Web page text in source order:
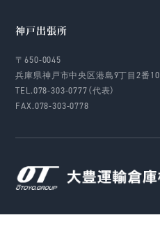
神戸出張所
〒650-0045
兵庫県神戸市中央区港島9丁目2番10
TEL.078-303-0777（代表）
FAX.078-303-0778